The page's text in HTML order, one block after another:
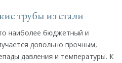
трубы из стали
наиболее бюджетный и
довольно прочным,
давления и температуры. К